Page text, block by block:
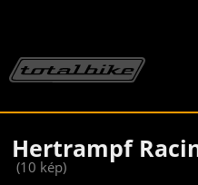
Hertrampf
(10 kép)